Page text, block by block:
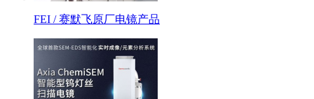
FEI / 赛默飞原厂电镜产品